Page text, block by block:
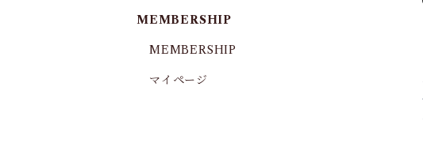
MEMBERSHIP
MEMBERSHIP
マイページ